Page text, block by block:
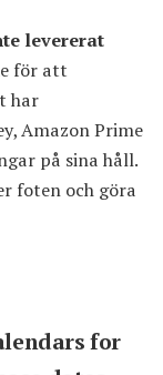
levererat
för att
har
Amazon Prime
på sina håll.
foten och göra
for